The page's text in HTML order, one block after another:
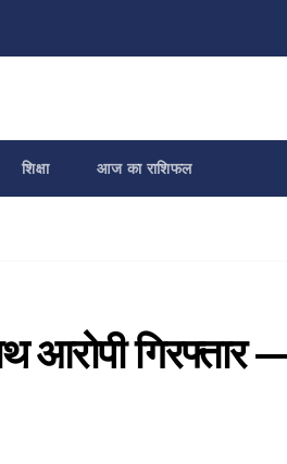
शिक्षा आज का राशिफल
आरोपी